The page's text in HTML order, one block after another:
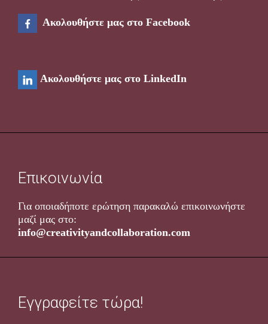
Ακολουθήστε μας στο Facebook
Ακολουθήστε μας στο LinkedIn
Επικοινωνία
Για οποιαδήποτε ερώτηση παρακαλώ επικοινωνήστε
μαζί μας στο:
info@creativityandcollaboration.com
Εγγραφείτε τώρα!